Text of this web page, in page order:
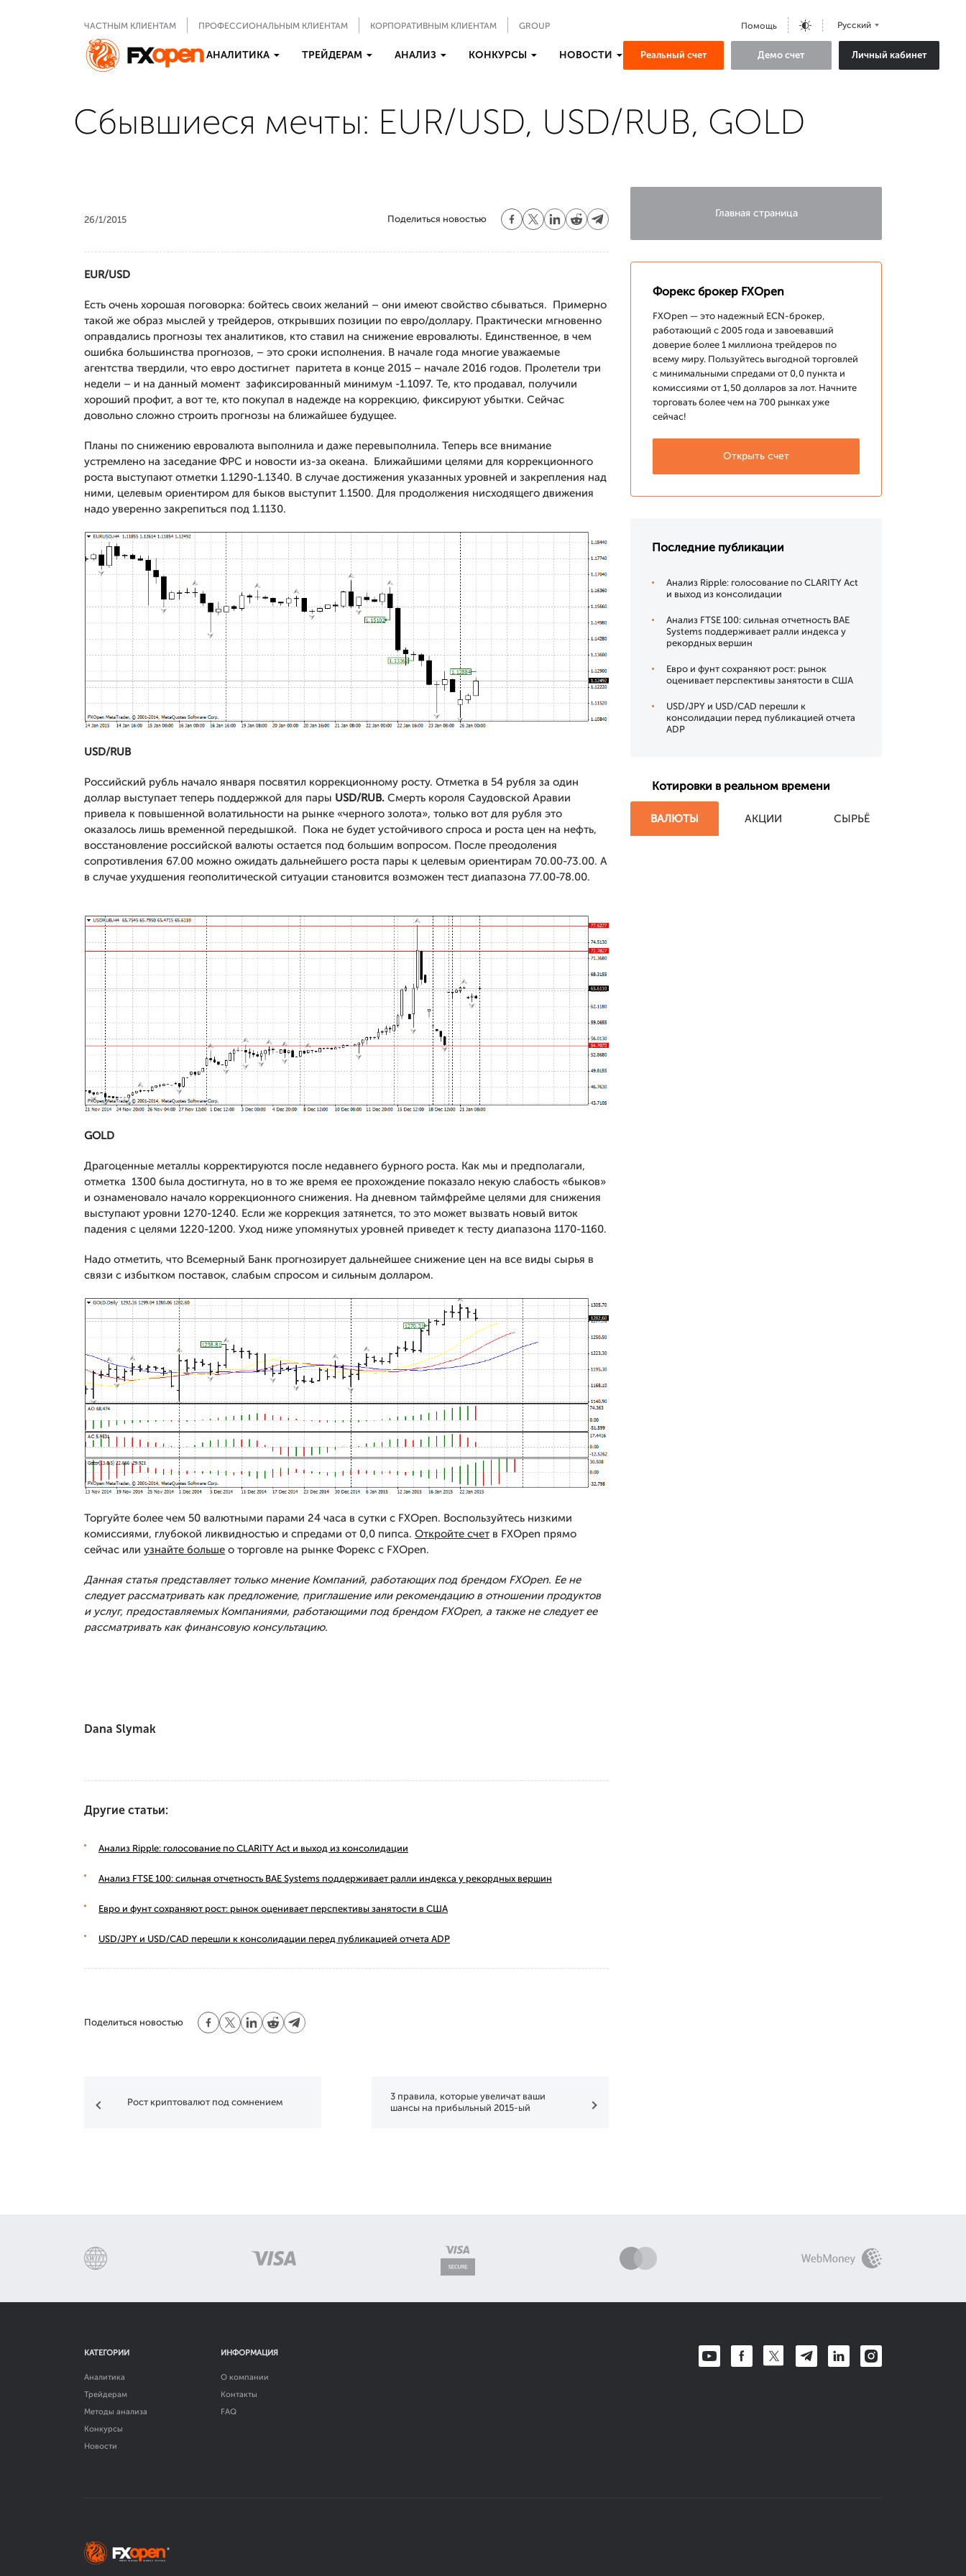
ЧАСТНЫМ КЛИЕНТАМ ПРОФЕССИОНАЛЬНЫМ КЛИЕНТАМ КОРПОРАТИВНЫМ КЛИЕНТАМ GROUP Помощь Русский
АНАЛИТИКА ТРЕЙДЕРАМ АНАЛИЗ КОНКУРСЫ НОВОСТИ Реальный счет Демо счет Личный кабинет
Сбывшиеся мечты: EUR/USD, USD/RUB, GOLD
26/1/2015 Поделиться новостью
EUR/USD
Есть очень хорошая поговорка: бойтесь своих желаний – они имеют свойство сбываться. Примерно
такой же образ мыслей у трейдеров, открывших позиции по евро/доллару. Практически мгновенно
оправдались прогнозы тех аналитиков, кто ставил на снижение евровалюты. Единственное, в чем
ошибка большинства прогнозов, – это сроки исполнения. В начале года многие уважаемые
агентства твердили, что евро достигнет паритета в конце 2015 – начале 2016 годов. Пролетели три
недели – и на данный момент зафиксированный минимум -1.1097. Те, кто продавал, получили
хороший профит, а вот те, кто покупал в надежде на коррекцию, фиксируют убытки. Сейчас
довольно сложно строить прогнозы на ближайшее будущее.
Планы по снижению евровалюта выполнила и даже перевыполнила. Теперь все внимание
устремлено на заседание ФРС и новости из-за океана. Ближайшими целями для коррекционного
роста выступают отметки 1.1290-1.1340. В случае достижения указанных уровней и закрепления над
ними, целевым ориентиром для быков выступит 1.1500. Для продолжения нисходящего движения
надо уверенно закрепиться под 1.1130.
USD/RUB
Российский рубль начало января посвятил коррекционному росту. Отметка в 54 рубля за один
доллар выступает теперь поддержкой для пары USD/RUB. Смерть короля Саудовской Аравии
привела к повышенной волатильности на рынке «черного золота», только вот для рубля это
оказалось лишь временной передышкой. Пока не будет устойчивого спроса и роста цен на нефть,
восстановление российской валюты остается под большим вопросом. После преодоления
сопротивления 67.00 можно ожидать дальнейшего роста пары к целевым ориентирам 70.00-73.00. А
в случае ухудшения геополитической ситуации становится возможен тест диапазона 77.00-78.00.
GOLD
Драгоценные металлы корректируются после недавнего бурного роста. Как мы и предполагали,
отметка 1300 была достигнута, но в то же время ее прохождение показало некую слабость «быков»
и ознаменовало начало коррекционного снижения. На дневном таймфрейме целями для снижения
выступают уровни 1270-1240. Если же коррекция затянется, то это может вызвать новый виток
падения с целями 1220-1200. Уход ниже упомянутых уровней приведет к тесту диапазона 1170-1160.
Надо отметить, что Всемерный Банк прогнозирует дальнейшее снижение цен на все виды сырья в
связи с избытком поставок, слабым спросом и сильным долларом.
Торгуйте более чем 50 валютными парами 24 часа в сутки с FXOpen. Воспользуйтесь низкими
комиссиями, глубокой ликвидностью и спредами от 0,0 пипса. Откройте счет в FXOpen прямо
сейчас или узнайте больше о торговле на рынке Форекс с FXOpen.
Данная статья представляет только мнение Компаний, работающих под брендом FXOpen. Ее не
следует рассматривать как предложение, приглашение или рекомендацию в отношении продуктов
и услуг, предоставляемых Компаниями, работающими под брендом FXOpen, а также не следует ее
рассматривать как финансовую консультацию.
Dana Slymak
Другие статьи:
Анализ Ripple: голосование по CLARITY Act и выход из консолидации
Анализ FTSE 100: сильная отчетность BAE Systems поддерживает ралли индекса у рекордных вершин
Евро и фунт сохраняют рост: рынок оценивает перспективы занятости в США
USD/JPY и USD/CAD перешли к консолидации перед публикацией отчета ADP
Поделиться новостью
Рост криптовалют под сомнением
3 правила, которые увеличат ваши
шансы на прибыльный 2015-ый
Главная страница
Форекс брокер FXOpen
FXOpen — это надежный ECN-брокер,
работающий с 2005 года и завоевавший
доверие более 1 миллиона трейдеров по
всему миру. Пользуйтесь выгодной торговлей
с минимальными спредами от 0,0 пункта и
комиссиями от 1,50 долларов за лот. Начните
торговать более чем на 700 рынках уже
сейчас!
Открыть счет
Последние публикации
Анализ Ripple: голосование по CLARITY Act
и выход из консолидации
Анализ FTSE 100: сильная отчетность BAE
Systems поддерживает ралли индекса у
рекордных вершин
Евро и фунт сохраняют рост: рынок
оценивает перспективы занятости в США
USD/JPY и USD/CAD перешли к
консолидации перед публикацией отчета
ADP
Котировки в реальном времени
ВАЛЮТЫ АКЦИИ СЫРЬЁ
КАТЕГОРИИ
Аналитика
Трейдерам
Методы анализа
Конкурсы
Новости
ИНФОРМАЦИЯ
О компании
Контакты
FAQ